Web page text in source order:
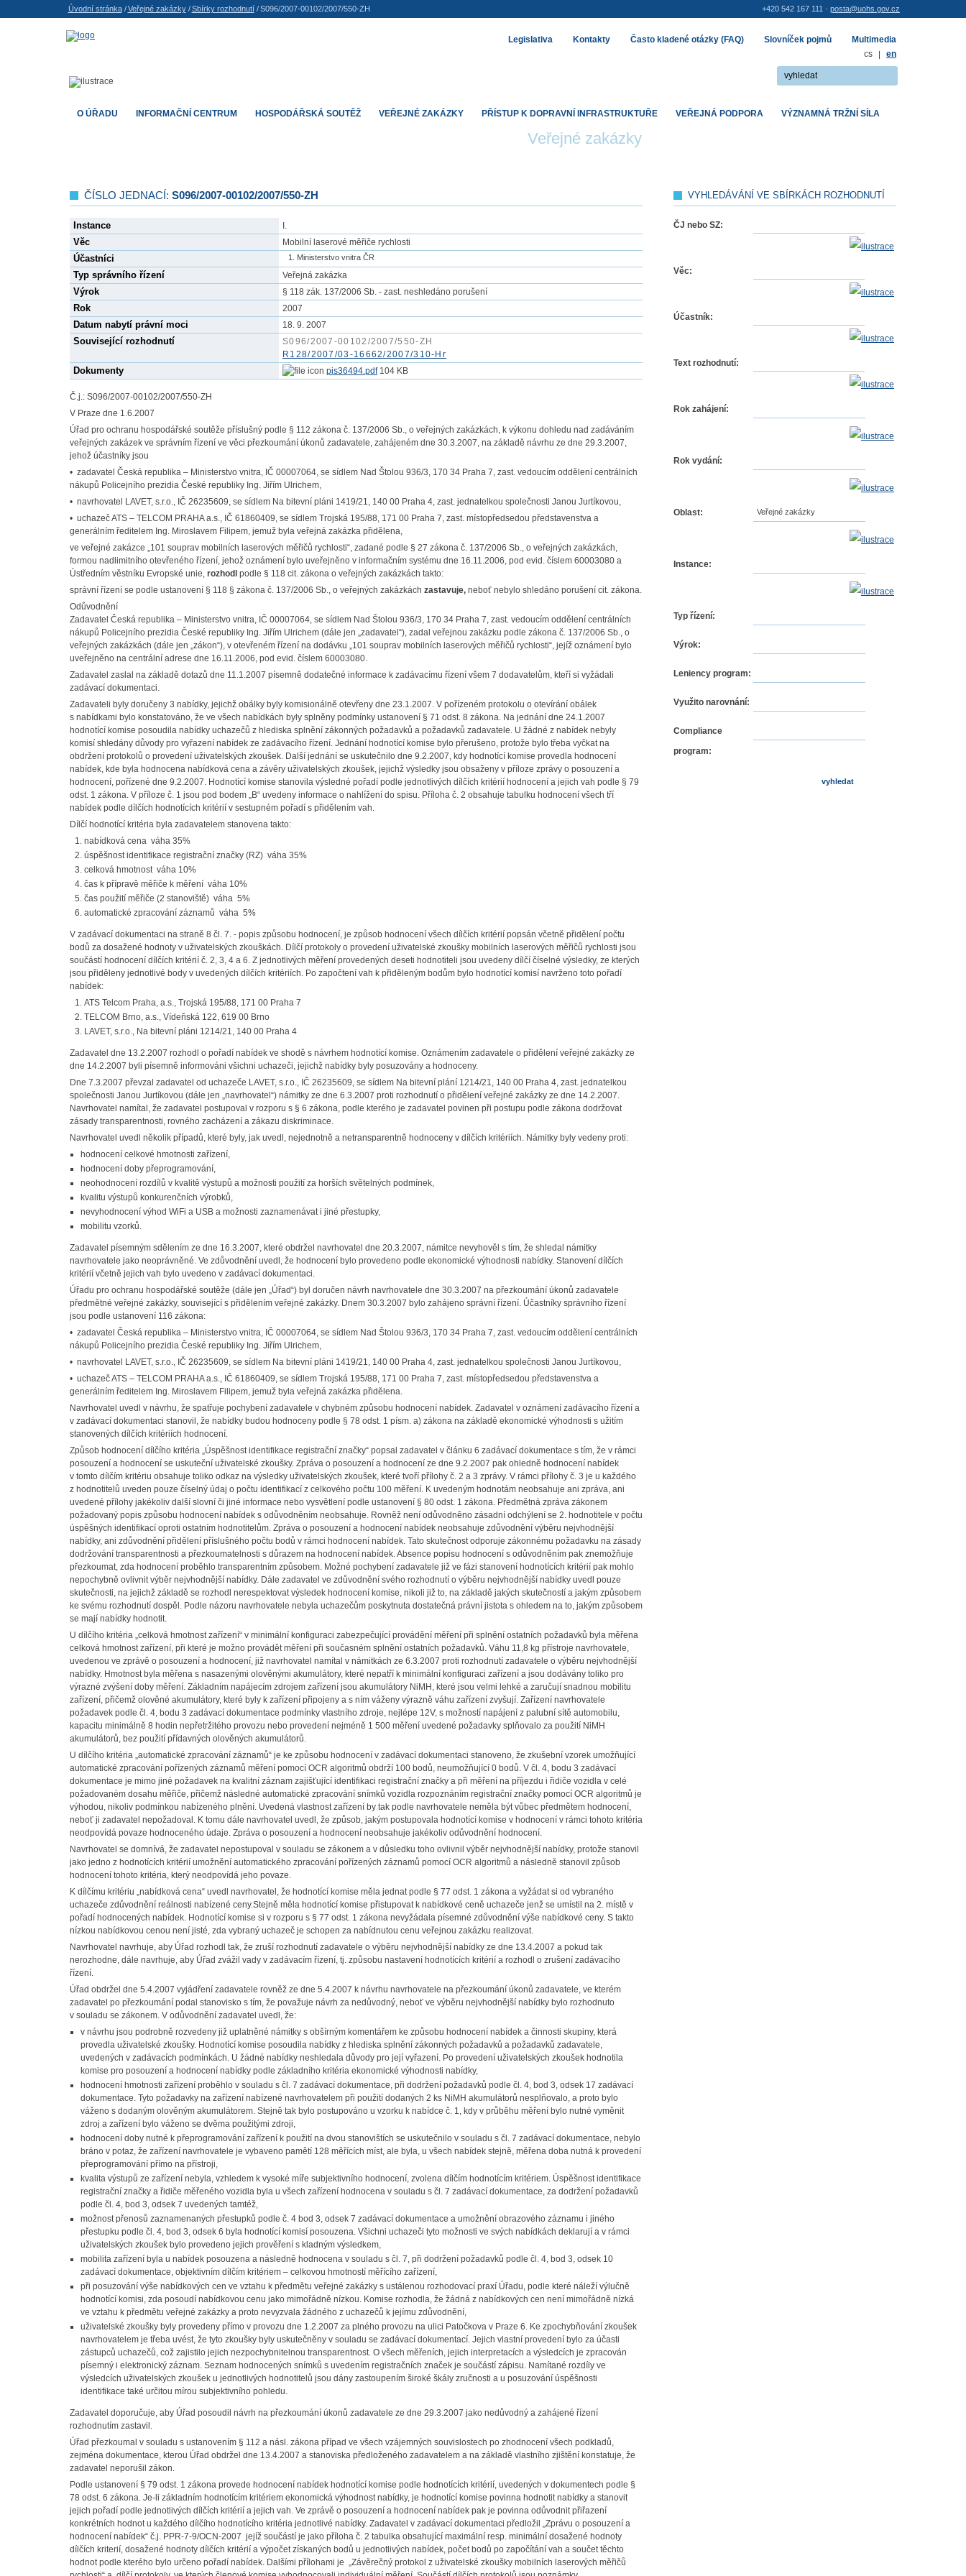
Veřejné zakázky
ČÍSLO JEDNACÍ: S096/2007-00102/2007/550-ZH
Instance I.
Věc Mobilní laserové měřiče rychlosti
Účastníci Ministerstvo vnitra ČR
Typ správního řízení Veřejná zakázka
Výrok § 118 zák. 137/2006 Sb. - zast. neshledáno porušení
Rok 2007
Datum nabytí právní moci 18. 9. 2007
Související rozhodnutí
S096/2007-00102/2007/550-ZH
R128/2007/03-16662/2007/310-Hr
Dokumenty pis36494.pdf104 KB
Č.j.: S096/2007-00102/2007/550-ZH
V Praze dne 1.6.2007
Úřad pro ochranu hospodářské soutěže příslušný podle § 112 zákona č. 137/2006 Sb., o veřejných zakázkách, k výkonu dohledu nad zadáváním
veřejných zakázek ve správním řízení ve věci přezkoumání úkonů zadavatele, zahájeném dne 30.3.2007, na základě návrhu ze dne 29.3.2007,
jehož účastníky jsou
• zadavatel Česká republika – Ministerstvo vnitra, IČ 00007064, se sídlem Nad Štolou 936/3, 170 34 Praha 7, zast. vedoucím oddělení centrálních
nákupů Policejního prezidia České republiky Ing. Jiřím Ulrichem,
• navrhovatel LAVET, s.r.o., IČ 26235609, se sídlem Na bitevní pláni 1419/21, 140 00 Praha 4, zast. jednatelkou společnosti Janou Jurtíkovou,
• uchazeč ATS – TELCOM PRAHA a.s., IČ 61860409, se sídlem Trojská 195/88, 171 00 Praha 7, zast. místopředsedou představenstva a
generálním ředitelem Ing. Miroslavem Filipem, jemuž byla veřejná zakázka přidělena,
ve veřejné zakázce „101 souprav mobilních laserových měřičů rychlosti“, zadané podle § 27 zákona č. 137/2006 Sb., o veřejných zakázkách,
formou nadlimitního otevřeného řízení, jehož oznámení bylo uveřejněno v informačním systému dne 16.11.2006, pod evid. číslem 60003080 a
Ústředním věstníku Evropské unie, rozhodl podle § 118 cit. zákona o veřejných zakázkách takto:
správní řízení se podle ustanovení § 118 § zákona č. 137/2006 Sb., o veřejných zakázkách zastavuje, neboť nebylo shledáno porušení cit. zákona.
Odůvodnění
Zadavatel Česká republika – Ministerstvo vnitra, IČ 00007064, se sídlem Nad Štolou 936/3, 170 34 Praha 7, zast. vedoucím oddělení centrálních
nákupů Policejního prezidia České republiky Ing. Jiřím Ulrichem (dále jen „zadavatel“), zadal veřejnou zakázku podle zákona č. 137/2006 Sb., o
veřejných zakázkách (dále jen „zákon“), v otevřeném řízení na dodávku „101 souprav mobilních laserových měřičů rychlosti“, jejíž oznámení bylo
uveřejněno na centrální adrese dne 16.11.2006, pod evid. číslem 60003080.
Zadavatel zaslal na základě dotazů dne 11.1.2007 písemně dodatečné informace k zadávacímu řízení všem 7 dodavatelům, kteří si vyžádali
zadávací dokumentaci.
Zadavateli byly doručeny 3 nabídky, jejichž obálky byly komisionálně otevřeny dne 23.1.2007. V pořízeném protokolu o otevírání obálek
s nabídkami bylo konstatováno, že ve všech nabídkách byly splněny podmínky ustanovení § 71 odst. 8 zákona. Na jednání dne 24.1.2007
hodnotící komise posoudila nabídky uchazečů z hlediska splnění zákonných požadavků a požadavků zadavatele. U žádné z nabídek nebyly
komisí shledány důvody pro vyřazení nabídek ze zadávacího řízení. Jednání hodnotící komise bylo přerušeno, protože bylo třeba vyčkat na
obdržení protokolů o provedení uživatelských zkoušek. Další jednání se uskutečnilo dne 9.2.2007, kdy hodnotící komise provedla hodnocení
nabídek, kde byla hodnocena nabídková cena a závěry uživatelských zkoušek, jejichž výsledky jsou obsaženy v příloze zprávy o posouzení a
hodnocení, pořízené dne 9.2.2007. Hodnotící komise stanovila výsledné pořadí podle jednotlivých dílčích kritérií hodnocení a jejich vah podle § 79
odst. 1 zákona. V příloze č. 1 jsou pod bodem „B“ uvedeny informace o nahlížení do spisu. Příloha č. 2 obsahuje tabulku hodnocení všech tří
nabídek podle dílčích hodnotících kritérií v sestupném pořadí s přidělením vah.
Dílčí hodnotící kritéria byla zadavatelem stanovena takto:
nabídková cena váha 35%
úspěšnost identifikace registrační značky (RZ) váha 35%
celková hmotnost váha 10%
čas k přípravě měřiče k měření váha 10%
čas použití měřiče (2 stanoviště) váha 5%
automatické zpracování záznamů váha 5%
V zadávací dokumentaci na straně 8 čl. 7. - popis způsobu hodnocení, je způsob hodnocení všech dílčích kritérií popsán včetně přidělení počtu
bodů za dosažené hodnoty v uživatelských zkouškách. Dílčí protokoly o provedení uživatelské zkoušky mobilních laserových měřičů rychlosti jsou
součástí hodnocení dílčích kritérií č. 2, 3, 4 a 6. Z jednotlivých měření provedených deseti hodnotiteli jsou uvedeny dílčí číselné výsledky, ze kterých
jsou přiděleny jednotlivé body v uvedených dílčích kritériích. Po započtení vah k přiděleným bodům bylo hodnotící komisí navrženo toto pořadí
nabídek:
ATS Telcom Praha, a.s., Trojská 195/88, 171 00 Praha 7
TELCOM Brno, a.s., Vídeňská 122, 619 00 Brno
LAVET, s.r.o., Na bitevní pláni 1214/21, 140 00 Praha 4
Zadavatel dne 13.2.2007 rozhodl o pořadí nabídek ve shodě s návrhem hodnotící komise. Oznámením zadavatele o přidělení veřejné zakázky ze
dne 14.2.2007 byli písemně informováni všichni uchazeči, jejichž nabídky byly posuzovány a hodnoceny.
Dne 7.3.2007 převzal zadavatel od uchazeče LAVET, s.r.o., IČ 26235609, se sídlem Na bitevní plání 1214/21, 140 00 Praha 4, zast. jednatelkou
společnosti Janou Jurtíkovou (dále jen „navrhovatel“) námitky ze dne 6.3.2007 proti rozhodnutí o přidělení veřejné zakázky ze dne 14.2.2007.
Navrhovatel namítal, že zadavatel postupoval v rozporu s § 6 zákona, podle kterého je zadavatel povinen při postupu podle zákona dodržovat
zásady transparentnosti, rovného zacházení a zákazu diskriminace.
Navrhovatel uvedl několik případů, které byly, jak uvedl, nejednotně a netransparentně hodnoceny v dílčích kritériích. Námitky byly vedeny proti:
hodnocení celkové hmotnosti zařízení,
hodnocení doby přeprogramování,
neohodnocení rozdílů v kvalitě výstupů a možnosti použití za horších světelných podmínek,
kvalitu výstupů konkurenčních výrobků,
nevyhodnocení výhod WiFi a USB a možnosti zaznamenávat i jiné přestupky,
mobilitu vzorků.
Zadavatel písemným sdělením ze dne 16.3.2007, které obdržel navrhovatel dne 20.3.2007, námitce nevyhověl s tím, že shledal námitky
navrhovatele jako neoprávněné. Ve zdůvodnění uvedl, že hodnocení bylo provedeno podle ekonomické výhodnosti nabídky. Stanovení dílčích
kritérií včetně jejich vah bylo uvedeno v zadávací dokumentaci.
Úřadu pro ochranu hospodářské soutěže (dále jen „Úřad“) byl doručen návrh navrhovatele dne 30.3.2007 na přezkoumání úkonů zadavatele
předmětné veřejné zakázky, související s přidělením veřejné zakázky. Dnem 30.3.2007 bylo zahájeno správní řízení. Účastníky správního řízení
jsou podle ustanovení 116 zákona:
• zadavatel Česká republika – Ministerstvo vnitra, IČ 00007064, se sídlem Nad Štolou 936/3, 170 34 Praha 7, zast. vedoucím oddělení centrálních
nákupů Policejního prezidia České republiky Ing. Jiřím Ulrichem,
• navrhovatel LAVET, s.r.o., IČ 26235609, se sídlem Na bitevní pláni 1419/21, 140 00 Praha 4, zast. jednatelkou společnosti Janou Jurtíkovou,
• uchazeč ATS – TELCOM PRAHA a.s., IČ 61860409, se sídlem Trojská 195/88, 171 00 Praha 7, zast. místopředsedou představenstva a
generálním ředitelem Ing. Miroslavem Filipem, jemuž byla veřejná zakázka přidělena.
Navrhovatel uvedl v návrhu, že spatřuje pochybení zadavatele v chybném způsobu hodnocení nabídek. Zadavatel v oznámení zadávacího řízení a
v zadávací dokumentaci stanovil, že nabídky budou hodnoceny podle § 78 odst. 1 písm. a) zákona na základě ekonomické výhodnosti s užitím
stanovených dílčích kritériích hodnocení.
Způsob hodnocení dílčího kritéria „Úspěšnost identifikace registrační značky“ popsal zadavatel v článku 6 zadávací dokumentace s tím, že v rámci
posouzení a hodnocení se uskuteční uživatelské zkoušky. Zpráva o posouzení a hodnocení ze dne 9.2.2007 pak ohledně hodnocení nabídek
v tomto dílčím kritériu obsahuje toliko odkaz na výsledky uživatelských zkoušek, které tvoří přílohy č. 2 a 3 zprávy. V rámci přílohy č. 3 je u každého
z hodnotitelů uveden pouze číselný údaj o počtu identifikací z celkového počtu 100 měření. K uvedeným hodnotám neobsahuje ani zpráva, ani
uvedené přílohy jakékoliv další slovní či jiné informace nebo vysvětlení podle ustanovení § 80 odst. 1 zákona. Předmětná zpráva zákonem
požadovaný popis způsobu hodnocení nabídek s odůvodněním neobsahuje. Rovněž není odůvodněno zásadní odchýlení se 2. hodnotitele v počtu
úspěšných identifikací oproti ostatním hodnotitelům. Zpráva o posouzení a hodnocení nabídek neobsahuje zdůvodnění výběru nejvhodnější
nabídky, ani zdůvodnění přidělení příslušného počtu bodů v rámci hodnocení nabídek. Tato skutečnost odporuje zákonnému požadavku na zásady
dodržování transparentnosti a přezkoumatelnosti s důrazem na hodnocení nabídek. Absence popisu hodnocení s odůvodněním pak znemožňuje
přezkoumat, zda hodnocení proběhlo transparentním způsobem. Možné pochybení zadavatele již ve fázi stanovení hodnotících kritérií pak mohlo
nepochybně ovlivnit výběr nejvhodnější nabídky. Dále zadavatel ve zdůvodnění svého rozhodnutí o výběru nejvhodnější nabídky uvedl pouze
skutečnosti, na jejichž základě se rozhodl nerespektovat výsledek hodnocení komise, nikoli již to, na základě jakých skutečností a jakým způsobem
ke svému rozhodnutí dospěl. Podle názoru navrhovatele nebyla uchazečům poskytnuta dostatečná právní jistota s ohledem na to, jakým způsobem
se mají nabídky hodnotit.
U dílčího kritéria „celková hmotnost zařízení“ v minimální konfiguraci zabezpečující provádění měření při splnění ostatních požadavků byla měřena
celková hmotnost zařízení, při které je možno provádět měření při současném splnění ostatních požadavků. Váhu 11,8 kg přístroje navrhovatele,
uvedenou ve zprávě o posouzení a hodnocení, již navrhovatel namítal v námitkách ze 6.3.2007 proti rozhodnutí zadavatele o výběru nejvhodnější
nabídky. Hmotnost byla měřena s nasazenými olověnými akumulátory, které nepatří k minimální konfiguraci zařízení a jsou dodávány toliko pro
výrazné zvýšení doby měření. Základním napájecím zdrojem zařízení jsou akumulátory NiMH, které jsou velmi lehké a zaručují snadnou mobilitu
zařízení, přičemž olověné akumulátory, které byly k zařízení připojeny a s ním váženy výrazně váhu zařízení zvyšují. Zařízení navrhovatele
požadavek podle čl. 4, bodu 3 zadávací dokumentace podmínky vlastního zdroje, nejlépe 12V, s možností napájení z palubní sítě automobilu,
kapacitu minimálně 8 hodin nepřetržitého provozu nebo provedení nejméně 1 500 měření uvedené požadavky splňovalo za použití NiMH
akumulátorů, bez použití přídavných olověných akumulátorů.
U dílčího kritéria „automatické zpracování záznamů“ je ke způsobu hodnocení v zadávací dokumentaci stanoveno, že zkušební vzorek umožňující
automatické zpracování pořízených záznamů měření pomocí OCR algoritmů obdrží 100 bodů, neumožňující 0 bodů. V čl. 4, bodu 3 zadávací
dokumentace je mimo jiné požadavek na kvalitní záznam zajišťující identifikaci registrační značky a při měření na příjezdu i řidiče vozidla v celé
požadovaném dosahu měřiče, přičemž následné automatické zpracování snímků vozidla rozpoznáním registrační značky pomocí OCR algoritmů je
výhodou, nikoliv podmínkou nabízeného plnění. Uvedená vlastnost zařízení by tak podle navrhovatele neměla být vůbec předmětem hodnocení,
neboť ji zadavatel nepožadoval. K tomu dále navrhovatel uvedl, že způsob, jakým postupovala hodnotící komise v hodnocení v rámci tohoto kritéria
neodpovídá povaze hodnoceného údaje. Zpráva o posouzení a hodnocení neobsahuje jakékoliv odůvodnění hodnocení.
Navrhovatel se domnívá, že zadavatel nepostupoval v souladu se zákonem a v důsledku toho ovlivnil výběr nejvhodnější nabídky, protože stanovil
jako jedno z hodnotících kritérií umožnění automatického zpracování pořízených záznamů pomocí OCR algoritmů a následně stanovil způsob
hodnocení tohoto kritéria, který neodpovídá jeho povaze.
K dílčímu kritériu „nabídková cena“ uvedl navrhovatel, že hodnotící komise měla jednat podle § 77 odst. 1 zákona a vyžádat si od vybraného
uchazeče zdůvodnění reálnosti nabízené ceny.Stejně měla hodnotící komise přistupovat k nabídkové ceně uchazeče jenž se umístil na 2. místě v
pořadí hodnocených nabídek. Hodnotící komise si v rozporu s § 77 odst. 1 zákona nevyžádala písemné zdůvodnění výše nabídkové ceny. S takto
nízkou nabídkovou cenou není jisté, zda vybraný uchazeč je schopen za nabídnutou cenu veřejnou zakázku realizovat.
Navrhovatel navrhuje, aby Úřad rozhodl tak, že zruší rozhodnutí zadavatele o výběru nejvhodnější nabídky ze dne 13.4.2007 a pokud tak
nerozhodne, dále navrhuje, aby Úřad zvážil vady v zadávacím řízení, tj. způsobu nastavení hodnotících kritérií a rozhodl o zrušení zadávacího
řízení.
Úřad obdržel dne 5.4.2007 vyjádření zadavatele rovněž ze dne 5.4.2007 k návrhu navrhovatele na přezkoumání úkonů zadavatele, ve kterém
zadavatel po přezkoumání podal stanovisko s tím, že považuje návrh za nedůvodný, neboť ve výběru nejvhodnější nabídky bylo rozhodnuto
v souladu se zákonem. V odůvodnění zadavatel uvedl, že:
v návrhu jsou podrobně rozvedeny již uplatněné námitky s obšírným komentářem ke způsobu hodnocení nabídek a činnosti skupiny, která
provedla uživatelské zkoušky. Hodnotící komise posoudila nabídky z hlediska splnění zákonných požadavků a požadavků zadavatele,
uvedených v zadávacích podmínkách. U žádné nabídky neshledala důvody pro její vyřazení. Po provedení uživatelských zkoušek hodnotila
komise pro posouzení a hodnocení nabídky podle základního kritéria ekonomické výhodnosti nabídky,
hodnocení hmotnosti zařízení proběhlo v souladu s čl. 7 zadávací dokumentace, při dodržení požadavků podle čl. 4, bod 3, odsek 17 zadávací
dokumentace. Tyto požadavky na zařízení nabízené navrhovatelem při použití dodaných 2 ks NiMH akumulátorů nesplňovalo, a proto bylo
váženo s dodaným olověným akumulátorem. Stejně tak bylo postupováno u vzorku k nabídce č. 1, kdy v průběhu měření bylo nutné vyměnit
zdroj a zařízení bylo váženo se dvěma použitými zdroji,
hodnocení doby nutné k přeprogramování zařízení k použití na dvou stanovištích se uskutečnilo v souladu s čl. 7 zadávací dokumentace, nebylo
bráno v potaz, že zařízení navrhovatele je vybaveno pamětí 128 měřících míst, ale byla, u všech nabídek stejně, měřena doba nutná k provedení
přeprogramování přímo na přístroji,
kvalita výstupů ze zařízení nebyla, vzhledem k vysoké míře subjektivního hodnocení, zvolena dílčím hodnotícím kritériem. Úspěšnost identifikace
registrační značky a řidiče měřeného vozidla byla u všech zařízení hodnocena v souladu s čl. 7 zadávací dokumentace, za dodržení požadavků
podle čl. 4, bod 3, odsek 7 uvedených tamtéž,
možnost přenosů zaznamenaných přestupků podle č. 4 bod 3, odsek 7 zadávací dokumentace a umožnění obrazového záznamu i jiného
přestupku podle čl. 4, bod 3, odsek 6 byla hodnotící komisí posouzena. Všichni uchazeči tyto možnosti ve svých nabídkách deklarují a v rámci
uživatelských zkoušek bylo provedeno jejich prověření s kladným výsledkem,
mobilita zařízení byla u nabídek posouzena a následně hodnocena v souladu s čl. 7, při dodržení požadavků podle čl. 4, bod 3, odsek 10
zadávací dokumentace, objektivním dílčím kritériem – celkovou hmotností měřícího zařízení,
při posuzování výše nabídkových cen ve vztahu k předmětu veřejné zakázky s ustálenou rozhodovací praxí Úřadu, podle které náleží výlučně
hodnotící komisi, zda posoudí nabídkovou cenu jako mimořádně nízkou. Komise rozhodla, že žádná z nabídkových cen není mimořádně nízká
ve vztahu k předmětu veřejné zakázky a proto nevyzvala žádného z uchazečů k jejímu zdůvodnění,
uživatelské zkoušky byly provedeny přímo v provozu dne 1.2.2007 za plného provozu na ulici Patočkova v Praze 6. Ke zpochybňování zkoušek
navrhovatelem je třeba uvést, že tyto zkoušky byly uskutečněny v souladu se zadávací dokumentací. Jejich vlastní provedení bylo za účasti
zástupců uchazečů, což zajistilo jejich nezpochybnitelnou transparentnost. O všech měřeních, jejich interpretacích a výsledcích je zpracován
písemný i elektronický záznam. Seznam hodnocených snímků s uvedením registračních značek je součástí zápisu. Namítané rozdíly ve
výsledcích uživatelských zkoušek u jednotlivých hodnotitelů jsou dány zastoupením široké škály zručnosti a u posuzování úspěšnosti
identifikace také určitou mírou subjektivního pohledu.
Zadavatel doporučuje, aby Úřad posoudil návrh na přezkoumání úkonů zadavatele ze dne 29.3.2007 jako nedůvodný a zahájené řízení
rozhodnutím zastavil.
Úřad přezkoumal v souladu s ustanovením § 112 a násl. zákona případ ve všech vzájemných souvislostech po zhodnocení všech podkladů,
zejména dokumentace, kterou Úřad obdržel dne 13.4.2007 a stanoviska předloženého zadavatelem a na základě vlastního zjištění konstatuje, že
zadavatel neporušil zákon.
Podle ustanovení § 79 odst. 1 zákona provede hodnocení nabídek hodnotící komise podle hodnotících kritérií, uvedených v dokumentech podle §
78 odst. 6 zákona. Je-li základním hodnotícím kritériem ekonomická výhodnost nabídky, je hodnotící komise povinna hodnotit nabídky a stanovit
jejich pořadí podle jednotlivých dílčích kritérií a jejich vah. Ve zprávě o posouzení a hodnocení nabídek pak je povinna odůvodnit přiřazení
konkrétních hodnot u každého dílčího hodnotícího kritéria jednotlivé nabídky. Zadavatel v zadávací dokumentaci předložil „Zprávu o posouzení a
hodnocení nabídek“ č.j. PPR-7-9/OCN-2007 jejíž součástí je jako příloha č. 2 tabulka obsahující maximální resp. minimální dosažené hodnoty
dílčích kriterií, dosažené hodnoty dílčích kritérií a výpočet získaných bodů u jednotlivých nabídek, počet bodů po započítání vah a součet těchto
hodnot podle kterého bylo určeno pořadí nabídek. Dalšími přílohami je „Závěrečný protokol z uživatelské zkoušky mobilních laserových měřičů
VYHLEDÁVÁNÍ VE SBÍRKÁCH ROZHODNUTÍ
ČJ nebo SZ:
Věc:
Účastník:
Text rozhodnutí:
Rok zahájení:
Rok vydání:
Oblast: Veřejné zakázky
Instance:
Typ řízení:
Výrok:
Leniency program:
Využito narovnání:
Compliance
program:
O ÚŘADU INFORMAČNÍ CENTRUM HOSPODÁŘSKÁ SOUTĚŽ VEŘEJNÉ ZAKÁZKY PŘÍSTUP K DOPRAVNÍ INFRASTRUKTUŘE VEŘEJNÁ PODPORA VÝZNAMNÁ TRŽNÍ SÍLA
Legislativa Kontakty Často kladené otázky (FAQ) Slovníček pojmů
Multimedia
cs
| en
Úvodní stránka/ Veřejné zakázky/ Sbírky rozhodnutí/ S096/2007-00102/2007/550-ZH +420 542 167 111 · posta@uohs.gov.cz